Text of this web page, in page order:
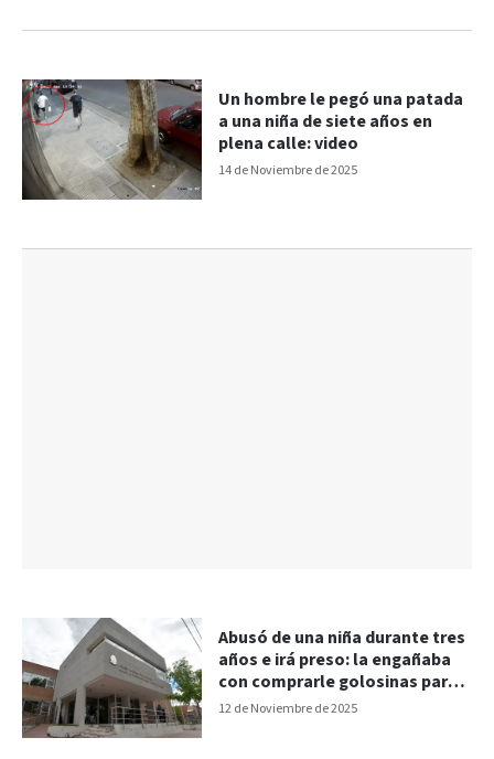
14 de Noviembre de 2025
Un hombre le pegó una patada
a una niña de siete años en
plena calle: video
12 de Noviembre de 2025
Abusó de una niña durante tres
años e irá preso: la engañaba
con comprarle golosinas para
violarla